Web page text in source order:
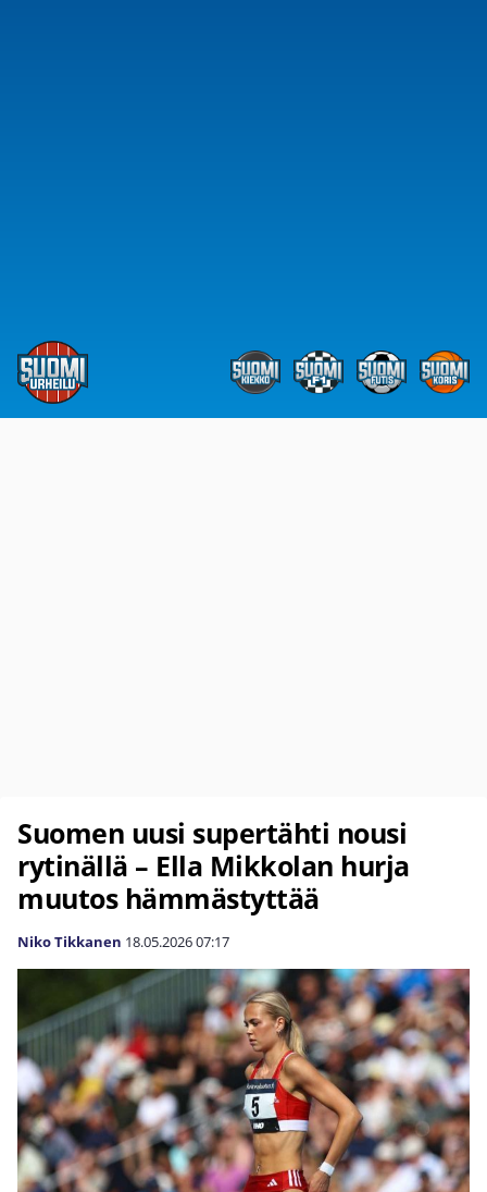
Suomen uusi supertähti nousi
rytinällä – Ella Mikkolan hurja
muutos hämmästyttää
Niko Tikkanen 18.05.202607:17